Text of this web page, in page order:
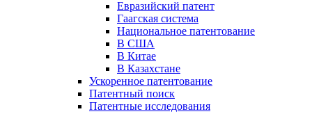
Евразийский патент
Гаагская система
Национальное патентование
В США
В Китае
В Казахстане
Ускоренное патентование
Патентный поиск
Патентные исследования